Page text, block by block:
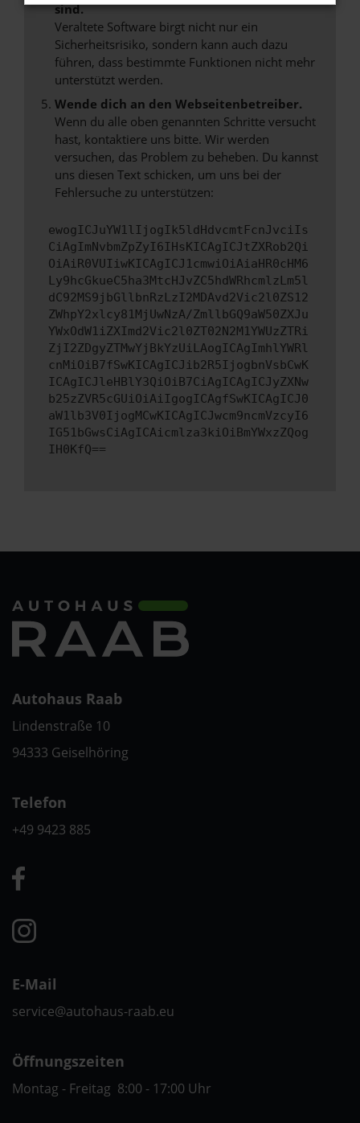
sind.
Veraltete Software birgt nicht nur ein
Sicherheitsrisiko, sondern kann auch dazu
führen, dass bestimmte Funktionen nicht mehr
unterstützt werden.
Wende dich an den Webseitenbetreiber.
Wenn du alle oben genannten Schritte versucht
hast, kontaktiere uns bitte. Wir werden
versuchen, das Problem zu beheben. Du kannst
uns diesen Text schicken, um uns bei der
Fehlersuche zu unterstützen:
ewogICJuYW1lIjogIk5ldHdvcmtFcnJvciIs
CiAgImNvbmZpZyI6IHsKICAgICJtZXRob2Qi
OiAiR0VUIiwKICAgICJ1cmwiOiAiaHR0cHM6
Ly9hcGkueC5ha3MtcHJvZC5hdWRhcmlzLm5l
dC92MS9jbGllbnRzLzI2MDAvd2Vic2l0ZS12
ZWhpY2xlcy81MjUwNzA/ZmllbGQ9aW50ZXJu
YWxOdW1iZXImd2Vic2l0ZT02N2M1YWUzZTRi
ZjI2ZDgyZTMwYjBkYzUiLAogICAgImhlYWRl
cnMiOiB7fSwKICAgICJib2R5IjogbnVsbCwK
ICAgICJleHBlY3QiOiB7CiAgICAgICJyZXNw
b25zZVR5cGUiOiAiIgogICAgfSwKICAgICJ0
aW1lb3V0IjogMCwKICAgICJwcm9ncmVzcyI6
IG51bGwsCiAgICAicmlza3kiOiBmYWxzZQog
IH0KfQ==
Autohaus Raab
Lindenstraße 10
94333 Geiselhöring
Telefon
+49 9423 885
E-Mail
service@autohaus-raab.eu
Öffnungszeiten
Montag - Freitag 8:00 - 17:00 Uhr